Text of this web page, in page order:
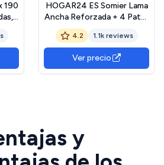
190
de
HOGAR24 ES Somier Lama
Ancha Reforzada + 4 Patas
Cilíndricas de 26cm,
120x200 cm
4.2 1.1k reviews
Ver precio
y